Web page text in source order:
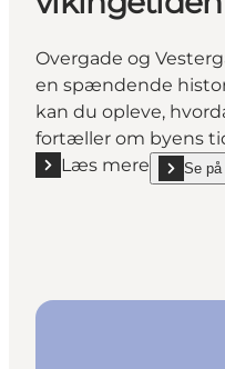
Overgade og
en spændende
kan du opleve,
fortæller om byens
Læs mere
Læs mere "Overgade
Se
show